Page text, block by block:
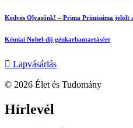
Kedves Olvasónk! – Prima Primissima jelölt
Kémiai Nobel-díj génkarbantartásért
Lapvásárlás
© 2026 Élet és Tudomány
facebook-
1
youtube-
1
email
Hírlevél